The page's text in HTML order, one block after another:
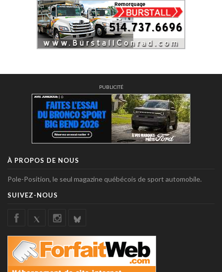
PUBLICITÉ
À PROPOS DE NOUS
Pole-Position, le seul magazine québécois de sport automobile.
SUIVEZ-NOUS